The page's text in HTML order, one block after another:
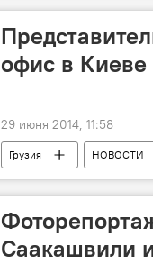
офис в Киеве
29 июня 2014, 11:58
Грузия НОВОСТИ
Саакашвили